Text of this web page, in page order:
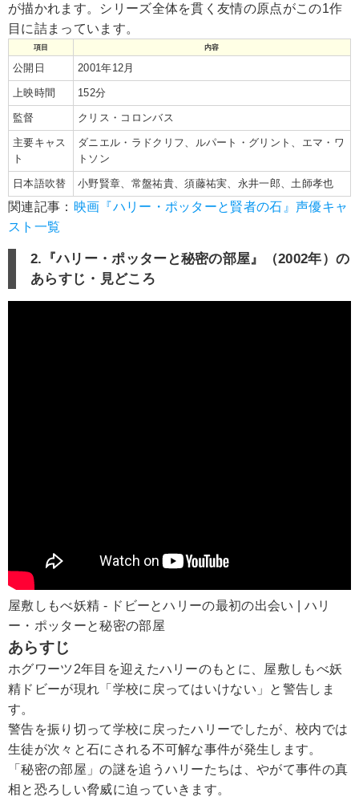
が描かれます。シリーズ全体を貫く友情の原点がこの1作
目に詰まっています。
項目 内容
公開日 2001年12月
上映時間 152分
監督 クリス・コロンバス
主要キャス
ト
ダニエル・ラドクリフ、ルパート・グリント、エマ・ワ
トソン
日本語吹替 小野賢章、常盤祐貴、須藤祐実、永井一郎、土師孝也
関連記事： 映画『ハリー・ポッターと賢者の石』声優キャ
スト一覧
2.『ハリー・ポッターと秘密の部屋』（2002年）の
あらすじ・見どころ
屋敷しもべ妖精 - ドビーとハリーの最初の出会い | ハリ
ー・ポッターと秘密の部屋
あらすじ
ホグワーツ2年目を迎えたハリーのもとに、屋敷しもべ妖
精ドビーが現れ「学校に戻ってはいけない」と警告しま
す。
警告を振り切って学校に戻ったハリーでしたが、校内では
生徒が次々と石にされる不可解な事件が発生します。
「秘密の部屋」の謎を追うハリーたちは、やがて事件の真
相と恐ろしい脅威に迫っていきます。